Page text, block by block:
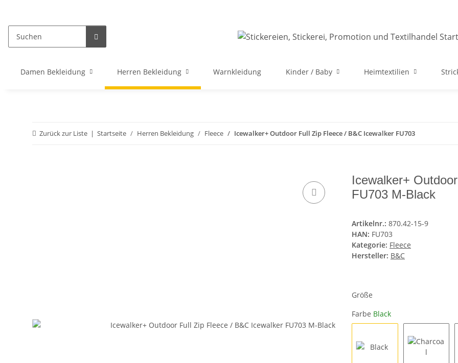
Damen Bekleidung Herren Bekleidung Warnkleidung Kinder / Baby Heimtextilien
Zurück zur Liste Startseite Herren Bekleidung Fleece Icewalker+ Outdoor Full Zip Fleece / B&C Icewalker FU703
Icewalker+
FU703 M-Black
Artikelnr.: 870.42-15-9
HAN: FU703
Kategorie: Fleece
Hersteller: B&C
Größe
Farbe Black